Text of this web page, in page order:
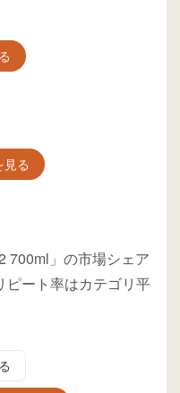
見る
700ml」の市場シェア
ピート率はカテゴリ平